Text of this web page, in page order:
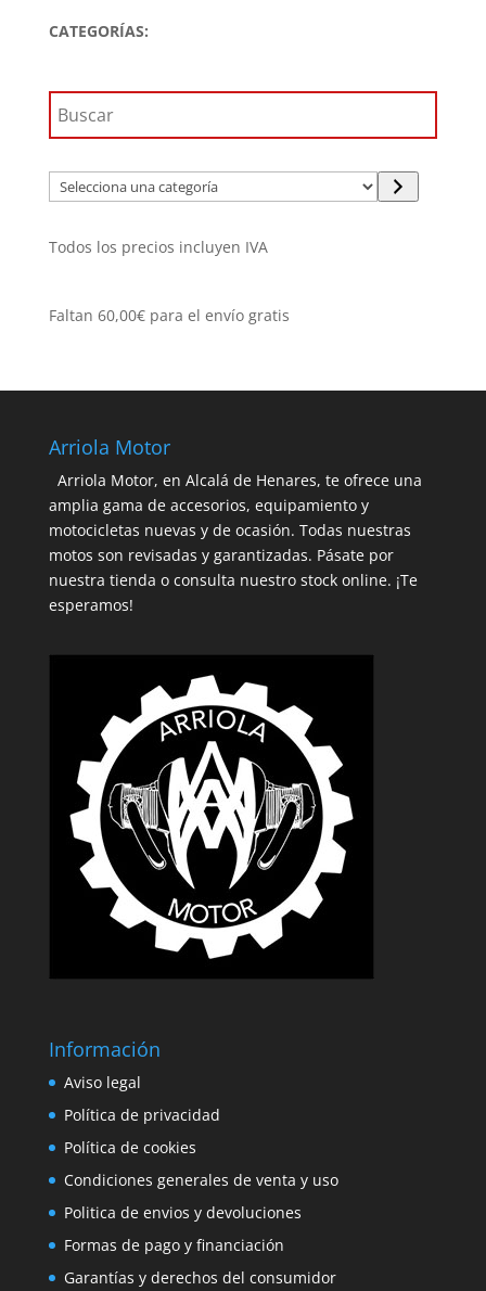
CATEGORÍAS:
Selecciona
una
Todos los precios incluyen IVA
Faltan 60,00€para el envío gratis
Arriola Motor
Arriola Motor, en Alcalá de Henares, te ofrece una
amplia gama de accesorios, equipamiento y
motocicletas nuevas y de ocasión. Todas nuestras
motos son revisadas y garantizadas. Pásate por
nuestra tienda o consulta nuestro stock online. ¡Te
esperamos!
Información
Aviso legal
Política de privacidad
Política de cookies
Condiciones generales de venta y uso
Politica de envios y devoluciones
Formas de pago y financiación
Garantías y derechos del consumidor